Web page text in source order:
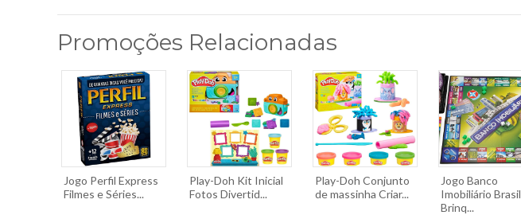
Promoções Relacionadas
Jogo Perfil Express
Filmes e Séries...
Play-Doh Kit Inicial
Fotos Divertid...
Play-Doh Conjunto
de massinha Criar...
Jogo Banco
Imobiliário Brasil
Brinq...